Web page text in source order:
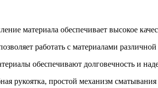
материала обеспечивает высокое
работать с материалами
обеспечивают долговечность и
рукоятка, простой механизм сматывания